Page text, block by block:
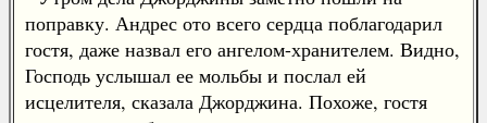
поправку. Андрес ото всего сердца поблагодарил
гостя, даже назвал его ангелом-хранителем. Видно,
Господь услышал ее мольбы и послал ей
исцелителя, сказала Джорджина. Похоже, гостя